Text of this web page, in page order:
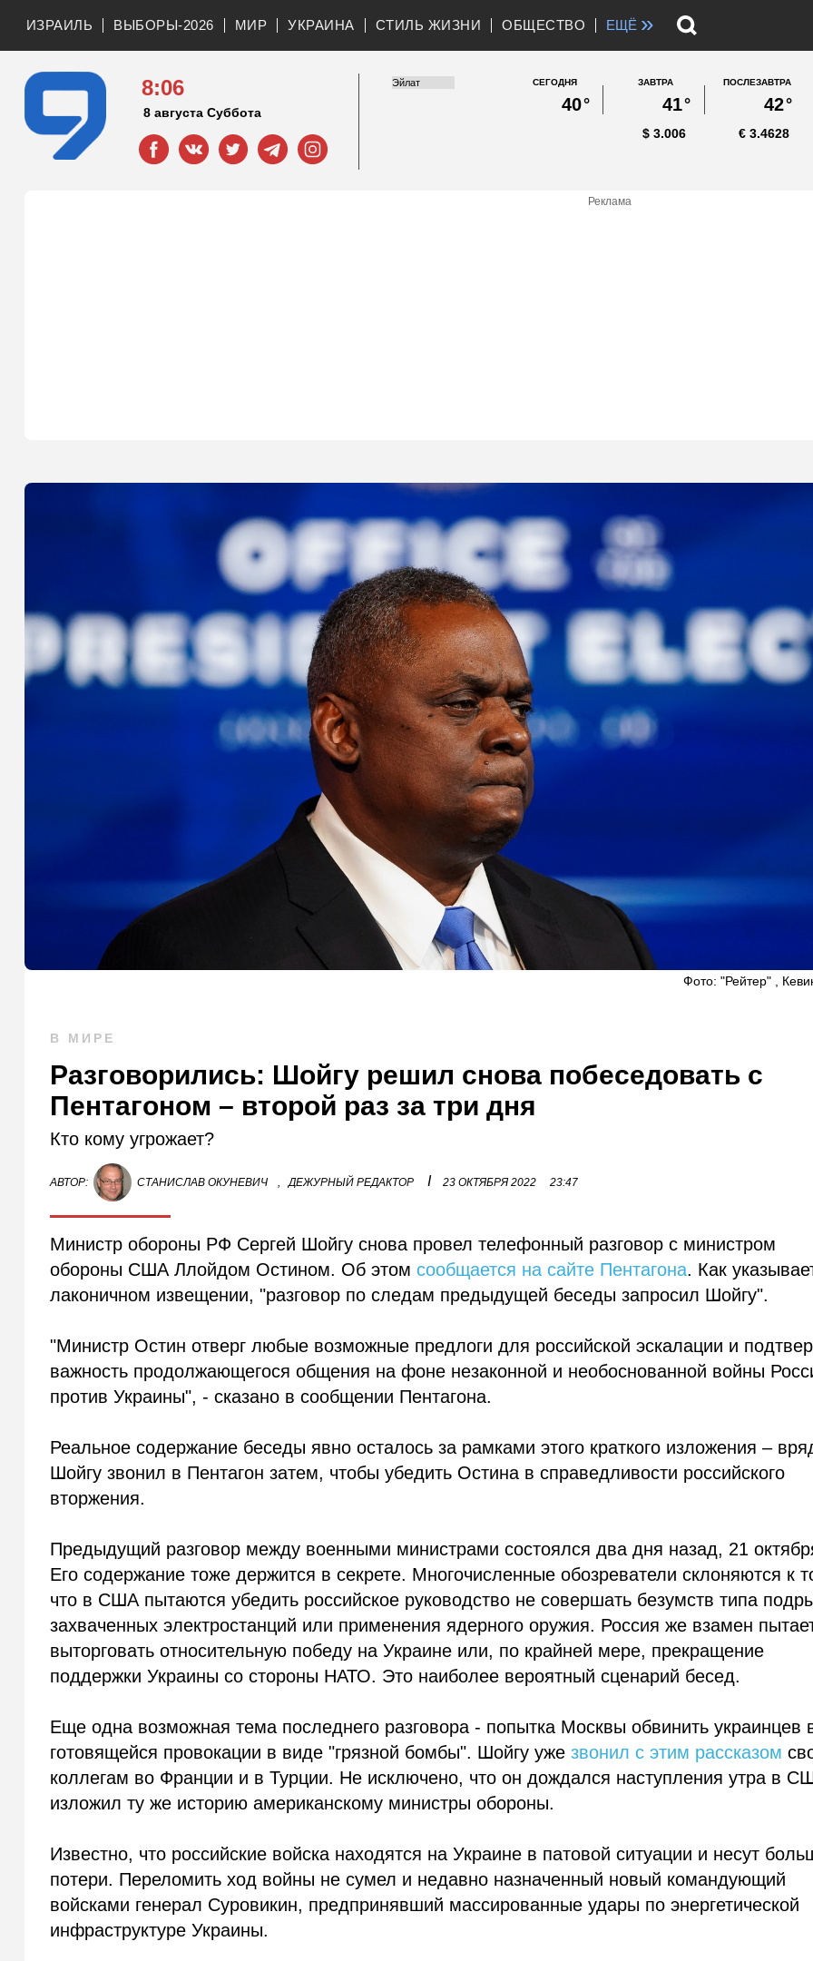
ИЗРАИЛЬ ВЫБОРЫ-2026 МИР УКРАИНА СТИЛЬ ЖИЗНИ ОБЩЕСТВО ЕЩЁ »
8:06
8 августа Суббота
СЕГОДНЯ
40°
ЗАВТРА
41°
ПОСЛЕЗАВТРА
42°
3.006
$ 3.4628
€
Реклама
Фото: "Рейтер" ,
В МИРЕ
Разговорились: Шойгу решил снова побеседовать с
Пентагоном – второй раз за три дня
Кто кому угрожает?
АВТОР: СТАНИСЛАВ ОКУНЕВИЧ , ДЕЖУРНЫЙ РЕДАКТОР I 23 ОКТЯБРЯ 2022 23:47
Министр обороны РФ Сергей Шойгу снова провел телефонный разговор с министром
обороны США Ллойдом Остином. Об этомсообщается на сайте Пентагона. Как
лаконичном извещении, "разговор по следам предыдущей беседы запросил Шойгу".
"Министр Остин отверг любые возможные предлоги для российской эскалации и
важность продолжающегося общения на фоне незаконной и необоснованной войны
против Украины", - сказано в сообщении Пентагона.
Реальное содержание беседы явно осталось за рамками этого краткого изложения –
Шойгу звонил в Пентагон затем, чтобы убедить Остина в справедливости российского
вторжения.
Предыдущий разговор между военными министрами состоялся два дня назад, 21
Его содержание тоже держится в секрете. Многочисленные обозреватели склоняются к
что в США пытаются убедить российское руководство не совершать безумств типа
захваченных электростанций или применения ядерного оружия. Россия же взамен
выторговать относительную победу на Украине или, по крайней мере, прекращение
поддержки Украины со стороны НАТО. Это наиболее вероятный сценарий бесед.
Еще одна возможная тема последнего разговора - попытка Москвы обвинить украинцев
готовящейся провокации в виде "грязной бомбы". Шойгу ужезвонил с этим рассказом
коллегам во Франции и в Турции. Не исключено, что он дождался наступления утра в
изложил ту же историю американскому министры обороны.
Известно, что российские войска находятся на Украине в патовой ситуации и несут
потери. Переломить ход войны не сумел и недавно назначенный новый командующий
войсками генерал Суровикин, предпринявший массированные удары по энергетической
инфраструктуре Украины.